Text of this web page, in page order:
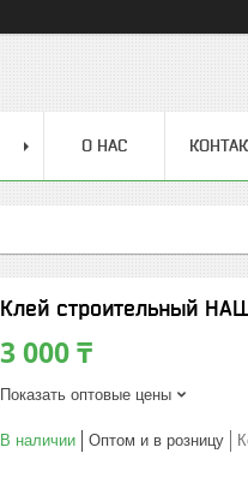
О НАС
Клей строительный
3 000 ₸
Показать оптовые цены
В наличии Оптом и в розницу